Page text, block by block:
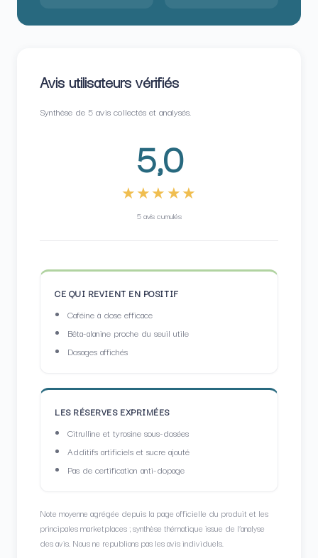
Avis utilisateurs vérifiés
Synthèse de 5 avis collectés et analysés.
5,0
★★★★★
5 avis cumulés
CE QUI REVIENT EN POSITIF
Caféine à dose efficace
Bêta-alanine proche du seuil utile
Dosages affichés
LES RÉSERVES EXPRIMÉES
Citrulline et tyrosine sous-dosées
Additifs artificiels et sucre ajouté
Pas de certification anti-dopage
Note moyenne agrégée depuis la page officielle du produit et les
principales marketplaces ; synthèse thématique issue de l’analyse
des avis. Nous ne republions pas les avis individuels.